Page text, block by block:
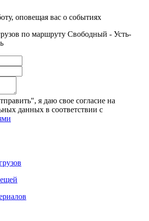
оповещая вас о событиях
по маршруту Свободный - Усть-
я даю свое согласие на
данных в соответствии с